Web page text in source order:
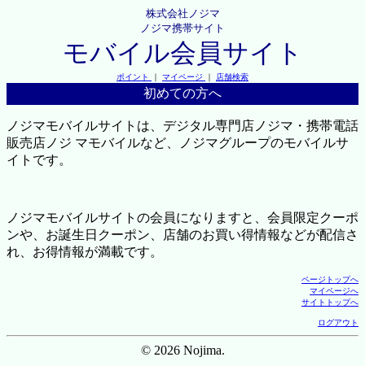
株式会社ノジマ
ノジマ携帯サイト
モバイル会員サイト
ポイント ｜ マイページ ｜ 店舗検索
初めての方へ
ノジマモバイルサイトは、デジタル専門店ノジマ・携帯電話
販売店ノジ マモバイルなど、ノジマグループのモバイルサ
イトです。
ノジマモバイルサイトの会員になりますと、会員限定クーポ
ンや、お誕生日クーポン、店舗のお買い得情報などが配信さ
れ、お得情報が満載です。
ページトップへ
マイページへ
サイトトップへ
ログアウト
© 2026 Nojima.